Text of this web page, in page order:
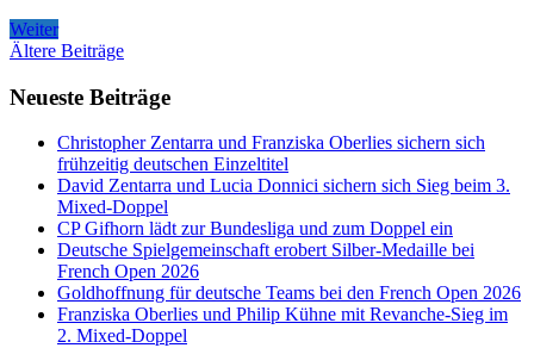
Weiter
Beitragsnavigation
Ältere Beiträge
Neueste Beiträge
Christopher Zentarra und Franziska Oberlies sichern sich
frühzeitig deutschen Einzeltitel
David Zentarra und Lucia Donnici sichern sich Sieg beim 3.
Mixed-Doppel
CP Gifhorn lädt zur Bundesliga und zum Doppel ein
Deutsche Spielgemeinschaft erobert Silber-Medaille bei
French Open 2026
Goldhoffnung für deutsche Teams bei den French Open 2026
Franziska Oberlies und Philip Kühne mit Revanche-Sieg im
2. Mixed-Doppel